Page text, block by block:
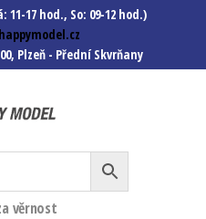
11-17 hod., So: 09-12 hod.)
Plzeň - Přední Skvrňany
Modely autíček, modelová
železnice, mašinky, vagóny a
mnohem víc.
věrnost